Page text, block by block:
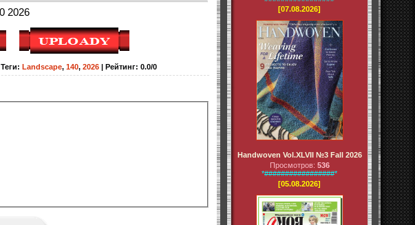
2026
Теги: Landscape, 140, 2026 Рейтинг: 0.0/0
[07.08.2026]
Handwoven Vol.XLVII №3 Fall 2026
Просмотров: 536
*#################*
[05.08.2026]